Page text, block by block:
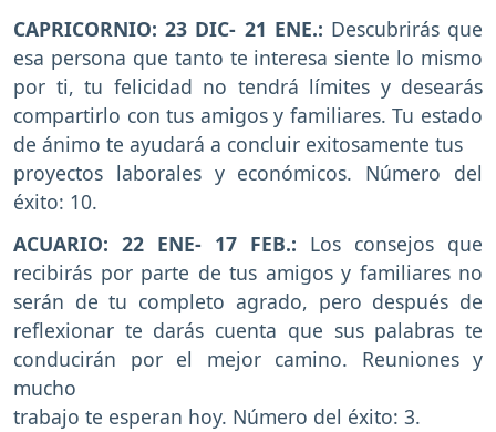
CAPRICORNIO: 23 DIC- 21 ENE.: Descubrirás que
esa persona que tanto te interesa siente lo mismo
por ti, tu felicidad no tendrá límites y desearás
compartirlo con tus amigos y familiares. Tu estado
de ánimo te ayudará a concluir exitosamente tus
proyectos laborales y económicos. Número del
éxito: 10.
ACUARIO: 22 ENE- 17 FEB.: Los consejos que
recibirás por parte de tus amigos y familiares no
serán de tu completo agrado, pero después de
reflexionar te darás cuenta que sus palabras te
conducirán por el mejor camino. Reuniones y
mucho
trabajo te esperan hoy. Número del éxito: 3.